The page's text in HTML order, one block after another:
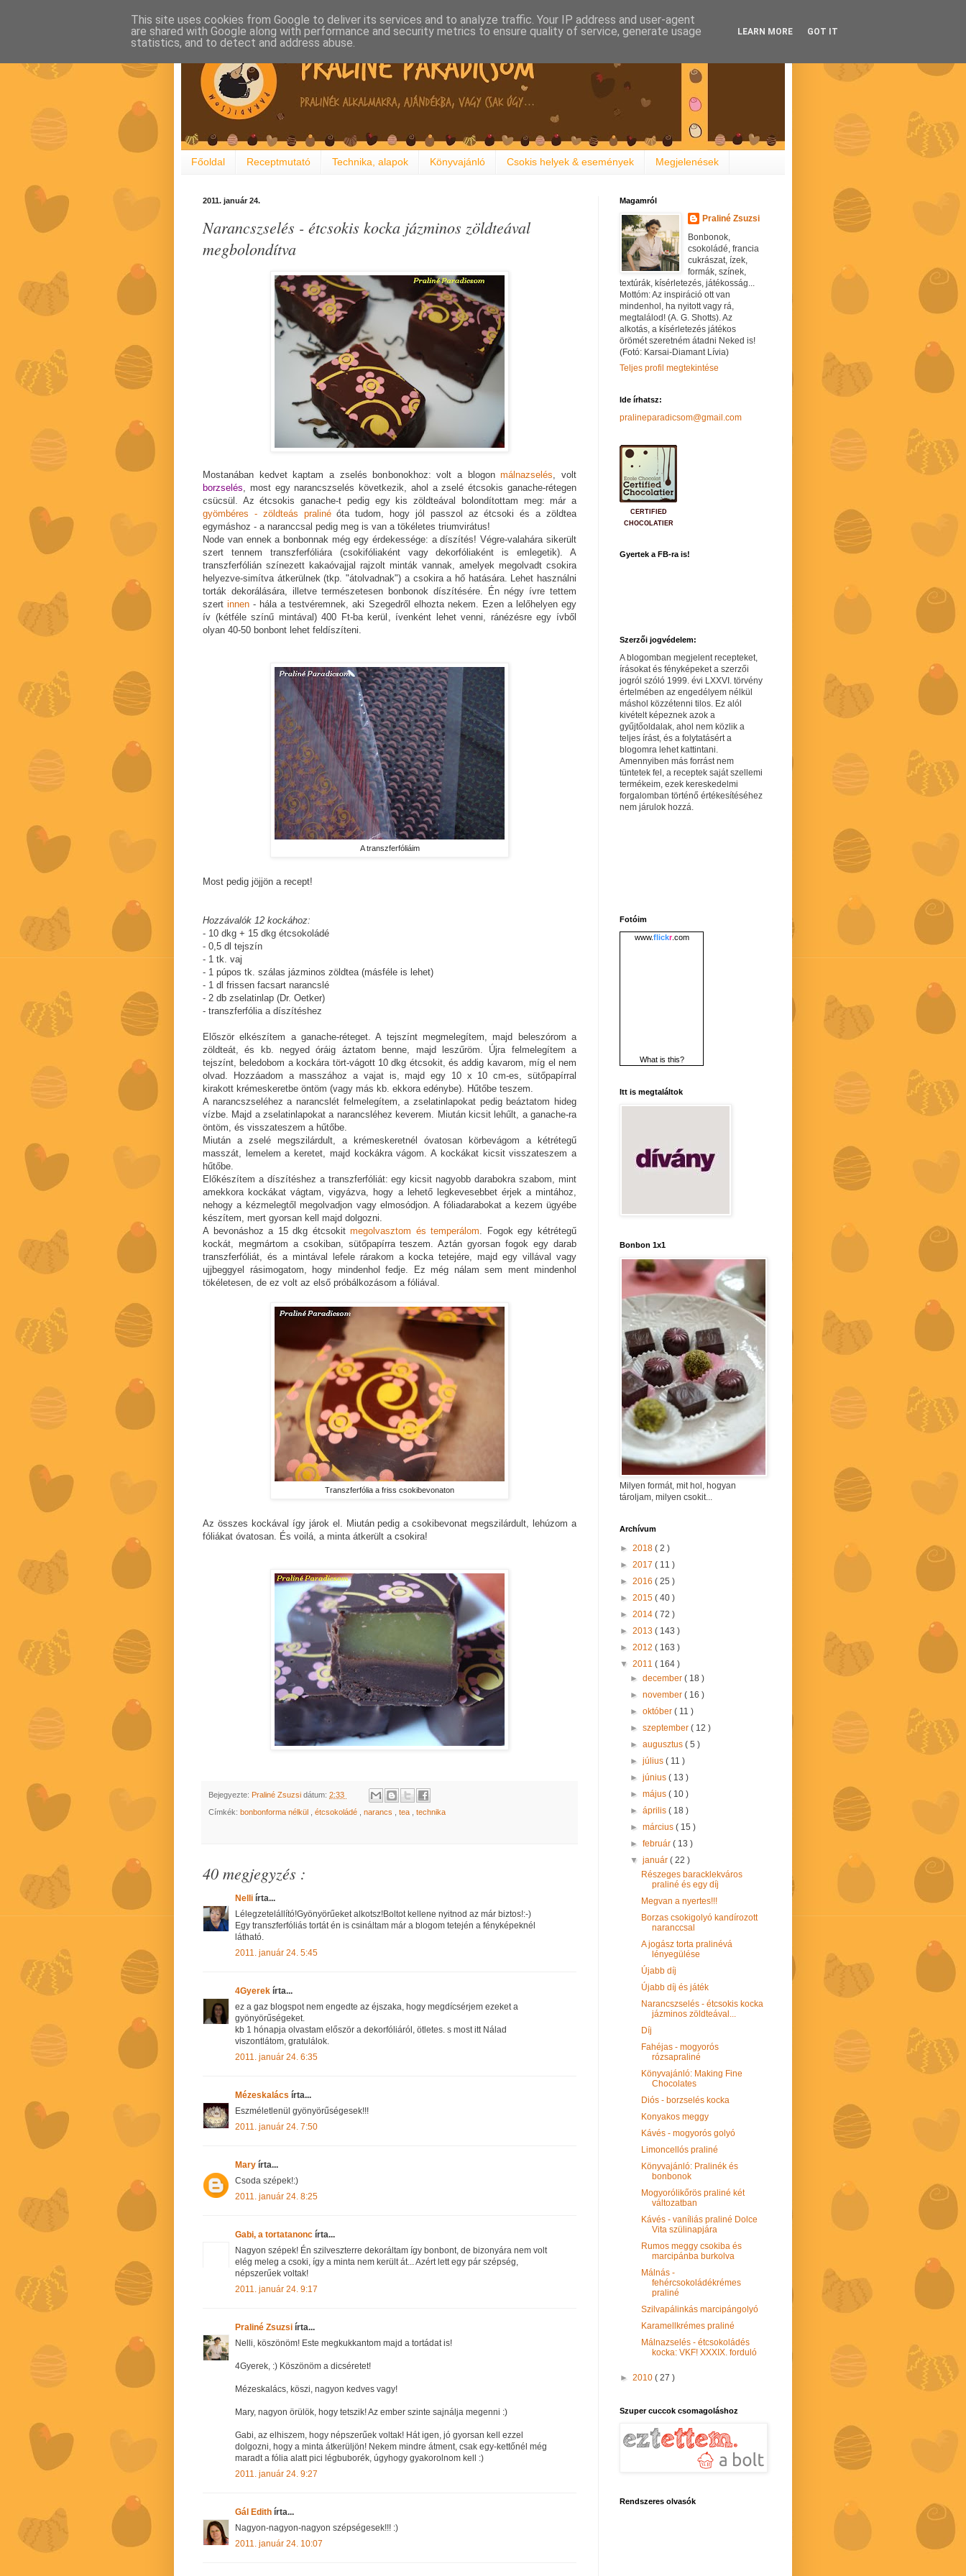
Főoldal Receptmutató Technika, alapok Könyvajánló Csokis helyek & események Megjelenések
2011. január 24.
Narancszselés - étcsokis kocka jázminos zöldteával
megbolondítva
Mostanában kedvet kaptam a zselés bonbonokhoz: volt a blogonmálnazselés, volt
borzselés, most egy narancszselés következik, ahol a zselé étcsokis ganache-rétegen
csücsül. Az étcsokis ganache-t pedig egy kis zöldteával bolondítottam meg: már a
gyömbéres - zöldteás pralinéóta tudom, hogy jól passzol az étcsoki és a zöldtea
egymáshoz - a naranccsal pedig meg is van a tökéletes triumvirátus!
Node van ennek a bonbonnak még egy érdekessége: a díszítés! Végre-valahára sikerült
szert tennem transzferfóliára (csokifóliaként vagy dekorfóliaként is emlegetik). A
transzferfólián színezett kakaóvajjal rajzolt minták vannak, amelyek megolvadt csokira
helyezve-simítva átkerülnek (tkp. "átolvadnak") a csokira a hő hatására. Lehet használni
torták dekorálására, illetve természetesen bonbonok díszítésére. Én négy ívre tettem
szertinnen- hála a testvéremnek, aki Szegedről elhozta nekem. Ezen a lelőhelyen egy
ív (kétféle színű mintával) 400 Ft-ba kerül, ívenként lehet venni, ránézésre egy ívből
olyan 40-50 bonbont lehet feldíszíteni.
A transzferfóliáim
Most pedig jöjjön a recept!
Hozzávalók 12 kockához:
- 10 dkg + 15 dkg étcsokoládé
- 0,5 dl tejszín
- 1 tk. vaj
- 1 púpos tk. szálas jázminos zöldtea (másféle is lehet)
- 1 dl frissen facsart narancslé
- 2 db zselatinlap (Dr. Oetker)
- transzferfólia a díszítéshez
Először elkészítem a ganache-réteget. A tejszínt megmelegítem, majd beleszórom a
zöldteát, és kb. negyed óráig áztatom benne, majd leszűröm. Újra felmelegítem a
tejszínt, beledobom a kockára tört-vágott 10 dkg étcsokit, és addig kavarom, míg el nem
olvad. Hozzáadom a masszához a vajat is, majd egy 10 x 10 cm-es, sütőpapírral
kirakott krémeskeretbe öntöm (vagy más kb. ekkora edénybe). Hűtőbe teszem.
A narancszseléhez a narancslét felmelegítem, a zselatinlapokat pedig beáztatom hideg
vízbe. Majd a zselatinlapokat a narancsléhez keverem. Miután kicsit lehűlt, a ganache-ra
öntöm, és visszateszem a hűtőbe.
Miután a zselé megszilárdult, a krémeskeretnél óvatosan körbevágom a kétrétegű
masszát, lemelem a keretet, majd kockákra vágom. A kockákat kicsit visszateszem a
hűtőbe.
Előkészítem a díszítéshez a transzferfóliát: egy kicsit nagyobb darabokra szabom, mint
amekkora kockákat vágtam, vigyázva, hogy a lehető legkevesebbet érjek a mintához,
nehogy a kézmelegtől megolvadjon vagy elmosódjon. A fóliadarabokat a kezem ügyébe
készítem, mert gyorsan kell majd dolgozni.
A bevonáshoz a 15 dkg étcsokitmegolvasztom és temperálom. Fogok egy kétrétegű
kockát, megmártom a csokiban, sütőpapírra teszem. Aztán gyorsan fogok egy darab
transzferfóliát, és a mintával lefele rárakom a kocka tetejére, majd egy villával vagy
ujjbeggyel rásimogatom, hogy mindenhol fedje. Ez még nálam sem ment mindenhol
tökéletesen, de ez volt az első próbálkozásom a fóliával.
Transzferfólia a friss csokibevonaton
Az összes kockával így járok el. Miután pedig a csokibevonat megszilárdult, lehúzom a
fóliákat óvatosan. És voilá, a minta átkerült a csokira!
Bejegyezte: Praliné Zsuzsi dátum: 2:33
Címkék: bonbonforma nélkül étcsokoládé narancs tea technika
40 megjegyzés :
Nelli írta...
Lélegzetelállító!Gyönyörűeket alkotsz!Boltot kellene nyitnod az már biztos!:-)
Egy transzferfóliás tortát én is csináltam már a blogom tetején a fényképeknél
látható.
2011. január 24. 5:45
4Gyerek írta...
ez a gaz blogspot nem engedte az éjszaka, hogy megdícsérjem ezeket a
gyönyörűségeket.
kb 1 hónapja olvastam először a dekorfóliáról, ötletes. s most itt Nálad
viszontlátom, gratulálok.
2011. január 24. 6:35
Mézeskalács írta...
Eszméletlenül gyönyörűségesek!!!
2011. január 24. 7:50
Mary írta...
Csoda szépek!:)
2011. január 24. 8:25
Gabi, a tortatanonc írta...
Nagyon szépek! Én szilveszterre dekoráltam így bonbont, de bizonyára nem volt
elég meleg a csoki, így a minta nem került át... Azért lett egy pár szépség,
népszerűek voltak!
2011. január 24. 9:17
Praliné Zsuzsi írta...
Nelli, köszönöm! Este megkukkantom majd a tortádat is!
4Gyerek, :) Köszönöm a dicséretet!
Mézeskalács, köszi, nagyon kedves vagy!
Mary, nagyon örülök, hogy tetszik! Az ember szinte sajnálja megenni :)
Gabi, az elhiszem, hogy népszerűek voltak! Hát igen, jó gyorsan kell ezzel
dolgozni, hogy a minta átkerüljön! Nekem mindre átment, csak egy-kettőnél még
maradt a fólia alatt pici légbuborék, úgyhogy gyakorolnom kell :)
2011. január 24. 9:27
Gál Edith írta...
Nagyon-nagyon-nagyon szépségesek!!! :)
2011. január 24. 10:07
Magamról
Praliné Zsuzsi
Bonbonok,
csokoládé, francia
cukrászat, ízek,
formák, színek,
textúrák, kísérletezés, játékosság...
Mottóm: Az inspiráció ott van
mindenhol, ha nyitott vagy rá,
megtalálod! (A. G. Shotts). Az
alkotás, a kísérletezés játékos
örömét szeretném átadni Neked is!
(Fotó: Karsai-Diamant Lívia)
Teljes profil megtekintése
Ide írhatsz:
pralineparadicsom@gmail.com
CERTIFIED
CHOCOLATIER
Gyertek a FB-ra is!
Szerzői jogvédelem:
A blogomban megjelent recepteket,
írásokat és fényképeket a szerzői
jogról szóló 1999. évi LXXVI. törvény
értelmében az engedélyem nélkül
máshol közzétenni tilos. Ez alól
kivételt képeznek azok a
gyűjtőoldalak, ahol nem közlik a
teljes írást, és a folytatásért a
blogomra lehet kattintani.
Amennyiben más forrást nem
tüntetek fel, a receptek saját szellemi
termékeim, ezek kereskedelmi
forgalomban történő értékesítéséhez
nem járulok hozzá.
Fotóim
www.flickr.com
What is this?
Itt is megtaláltok
Bonbon 1x1
Milyen formát, mit hol, hogyan
tároljam, milyen csokit...
Archívum
► 2018 ( 2 )
► 2017 ( 11 )
► 2016 ( 25 )
► 2015 ( 40 )
► 2014 ( 72 )
► 2013 ( 143 )
► 2012 ( 163 )
▼ 2011 ( 164 )
►december( 18 )
►november( 16 )
►október( 11 )
►szeptember( 12 )
►augusztus( 5 )
►július( 11 )
►június( 13 )
►május( 10 )
►április( 18 )
►március( 15 )
►február( 13 )
▼január( 22 )
Részeges baracklekváros
praliné és egy díj
Megvan a nyertes!!!
Borzas csokigolyó kandírozott
naranccsal
A jogász torta pralinévá
lényegülése
Újabb díj
Újabb díj és játék
Narancszselés - étcsokis kocka
jázminos zöldteával...
Díj
Fahéjas - mogyorós
rózsapraliné
Könyvajánló: Making Fine
Chocolates
Diós - borzselés kocka
Konyakos meggy
Kávés - mogyorós golyó
Limoncellós praliné
Könyvajánló: Pralinék és
bonbonok
Mogyorólikőrös praliné két
változatban
Kávés - vaníliás praliné Dolce
Vita szülinapjára
Rumos meggy csokiba és
marcipánba burkolva
Málnás -
fehércsokoládékrémes
praliné
Szilvapálinkás marcipángolyó
Karamellkrémes praliné
Málnazselés - étcsokoládés
kocka: VKF! XXXIX. forduló
► 2010 ( 27 )
Szuper cuccok csomagoláshoz
Rendszeres olvasók
This site uses cookies from Google to deliver its services and to analyze traffic. Your IP address and user-agent
are shared with Google along with performance and security metrics to ensure quality of service, generate usage
statistics, and to detect and address abuse.
LEARN MORE GOT IT